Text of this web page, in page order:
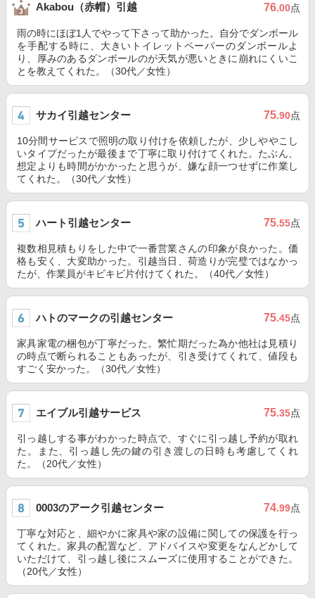
Akabou（赤帽）引越 76.00点
雨の時にほぼ1人でやって下さって助かった。自分でダンボール
を手配する時に、大きいトイレットペーパーのダンボールよ
り、厚みのあるダンボールのが天気が悪いときに崩れにくいこ
とを教えてくれた。（30代／女性）
サカイ引越センター 75.90点
10分間サービスで照明の取り付けを依頼したが、少しややこし
いタイプだったが最後まで丁寧に取り付けてくれた。たぶん、
想定よりも時間がかかったと思うが、嫌な顔一つせずに作業し
てくれた。（30代／女性）
ハート引越センター 75.55点
複数相見積もりをした中で一番営業さんの印象が良かった。価
格も安く、大変助かった。引越当日、荷造りが完璧ではなかっ
たが、作業員がキビキビ片付けてくれた。（40代／女性）
ハトのマークの引越センター 75.45点
家具家電の梱包が丁寧だった。繁忙期だった為か他社は見積り
の時点で断られることもあったが、引き受けてくれて、値段も
すごく安かった。（30代／女性）
エイブル引越サービス 75.35点
引っ越しする事がわかった時点で、すぐに引っ越し予約が取れ
た。また、引っ越し先の鍵の引き渡しの日時も考慮してくれ
た。（20代／女性）
0003のアーク引越センター 74.99点
丁寧な対応と、細やかに家具や家の設備に関しての保護を行っ
てくれた。家具の配置など、アドバイスや変更をなんどかして
いただけて、引っ越し後にスムーズに使用することができた。
（20代／女性）